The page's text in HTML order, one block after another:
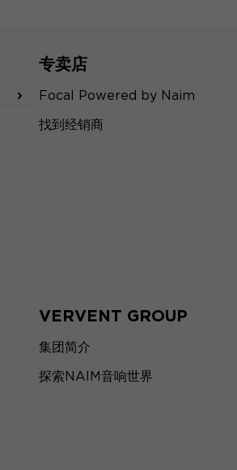
专卖店
Focal Powered by Naim
找到经销商
VERVENT GROUP
集团简介
探索NAIM音响世界